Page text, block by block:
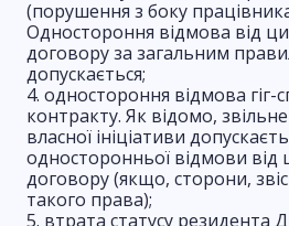
(порушення з боку
Одностороння відмова від
договору за загальним
допускається;
одностороння відмова гіг-
контракту. Як відомо,
власної ініціативи
односторонньої відмови від
договору (якщо, сторони,
такого права);
втрата статусу резидента